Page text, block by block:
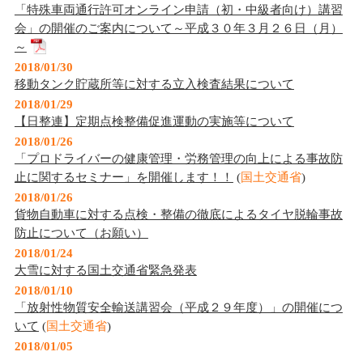
「特殊車両通行許可オンライン申請（初・中級者向け）講習
会」の開催のご案内について～平成３０年３月２６日（月）
～
2018/01/30
移動タンク貯蔵所等に対する立入検査結果について
2018/01/29
【日整連】定期点検整備促進運動の実施等について
2018/01/26
「プロドライバーの健康管理・労務管理の向上による事故防
止に関するセミナー」を開催します！！
(国土交通省)
2018/01/26
貨物自動車に対する点検・整備の徹底によるタイヤ脱輪事故
防止について（お願い）
2018/01/24
大雪に対する国土交通省緊急発表
2018/01/10
「放射性物質安全輸送講習会（平成２９年度）」の開催につ
いて (国土交通省)
2018/01/05